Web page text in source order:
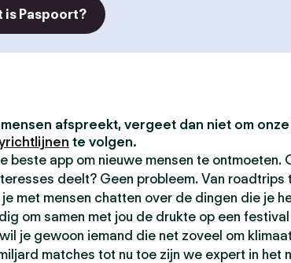
is Paspoort?
afspreekt, vergeet dan niet om onze
te volgen.
beste app om nieuwe mensen te ontmoeten.
deelt? Geen probleem. Van roadtrips
je met mensen chatten over de dingen die je
om samen met jou de drukte op een
je gewoon iemand die net zoveel om
matches tot nu toe zijn we expert in het